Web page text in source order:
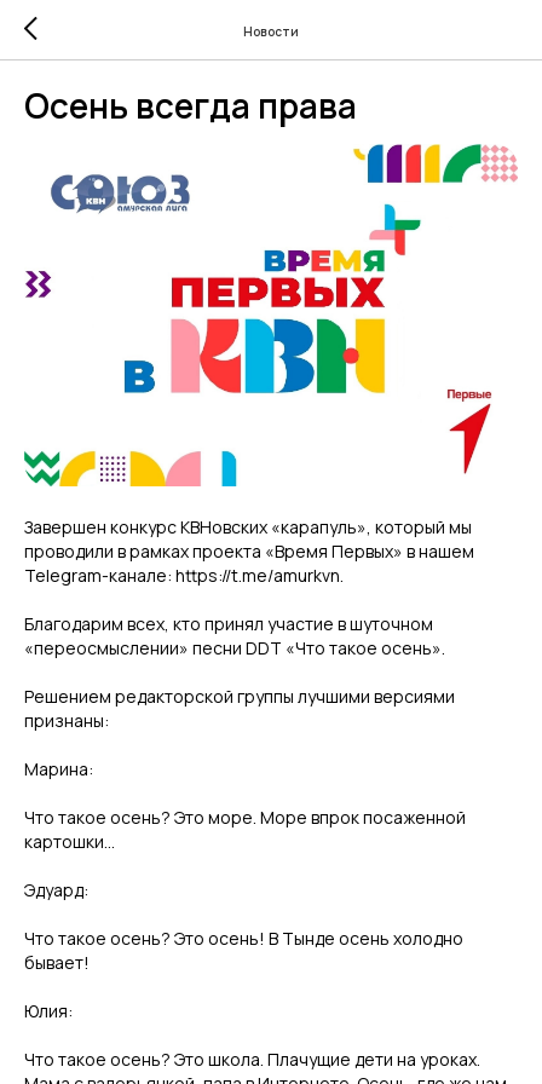
Новости
Осень всегда права
Завершен конкурс КВНовских «карапуль», который мы
проводили в рамках проекта «Время Первых» в нашем
Telegram-канале: https://t.me/amurkvn.
Благодарим всех, кто принял участие в шуточном
«переосмыслении» песни DDT «Что такое осень».
Решением редакторской группы лучшими версиями
признаны:
Марина:
Что такое осень? Это море. Море впрок посаженной
картошки…
Эдуард:
Что такое осень? Это осень! В Тынде осень холодно
бывает!
Юлия:
Что такое осень? Это школа. Плачущие дети на уроках.